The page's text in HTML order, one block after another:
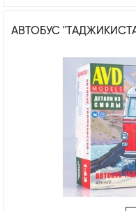
АВТОБУС